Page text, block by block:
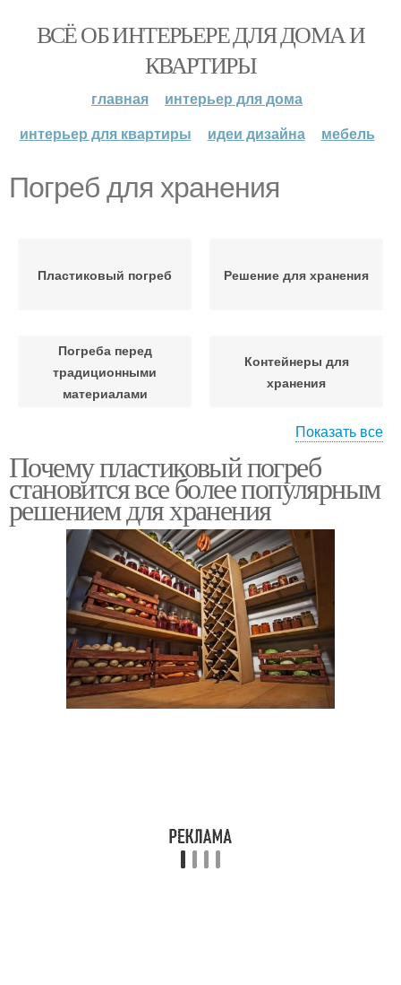
ВСЁ ОБ ИНТЕРЬЕРЕ ДЛЯ ДОМА И
КВАРТИРЫ
главная
интерьер для дома
интерьер для квартиры
идеи дизайна мебель
Погреб для хранения
Пластиковый погреб Решение для хранения
Погреба перед
традиционными
материалами
Контейнеры для
хранения
погребе
Пластиковые погреба
Погреба для хранения Советы по хранению
Влажность в
пластиковом погребе
Погреба для дачи
Показать все
Почему пластиковый погреб
становится все более популярным
решением для хранения